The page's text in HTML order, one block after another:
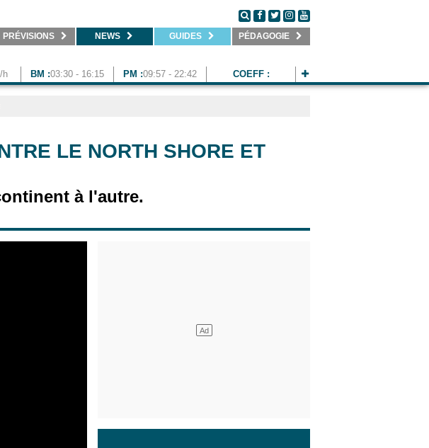
PRÉVISIONS NEWS GUIDES PÉDAGOGIE
h BM :03:30 - 16:15 PM :09:57 - 22:42 COEFF :
LE NORTH SHORE ET
à l'autre.